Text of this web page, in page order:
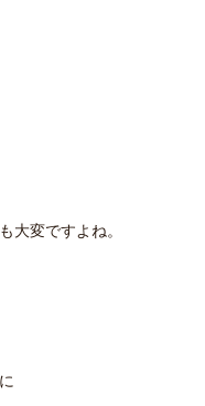
大変ですよね。